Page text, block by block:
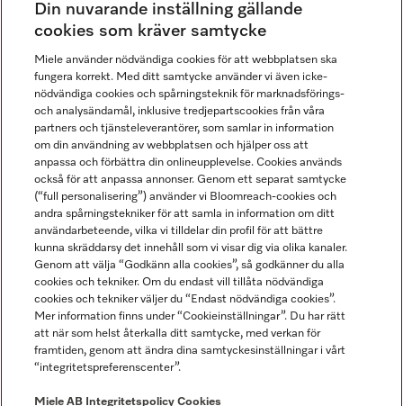
Gå med i vår gemenskap
Miele AB
Allmänna villkor
Användarvillkor
Miele tillgänglighetsförklaring
Lagen om digitala tjänster
Miele på LinkedIn
Miele på Facebook
Miele på Instagram
Miele på Youtube
Din nuvarande inställning gällande
cookies som kräver samtycke
Miele använder nödvändiga cookies för att webbplatsen ska
fungera korrekt. Med ditt samtycke använder vi även icke-
nödvändiga cookies och spårningsteknik för marknadsförings-
och analysändamål, inklusive tredjepartscookies från våra
partners och tjänsteleverantörer, som samlar in information
om din användning av webbplatsen och hjälper oss att
anpassa och förbättra din onlineupplevelse. Cookies används
också för att anpassa annonser. Genom ett separat samtycke
(“full personalisering”) använder vi Bloomreach-cookies och
andra spårningstekniker för att samla in information om ditt
användarbeteende, vilka vi tilldelar din profil för att bättre
kunna skräddarsy det innehåll som vi visar dig via olika kanaler.
Genom att välja “Godkänn alla cookies”, så godkänner du alla
cookies och tekniker. Om du endast vill tillåta nödvändiga
cookies och tekniker väljer du “Endast nödvändiga cookies”.
Mer information finns under “Cookieinställningar”. Du har rätt
att när som helst återkalla ditt samtycke, med verkan för
framtiden, genom att ändra dina samtyckesinställningar i vårt
“integritetspreferenscenter”.
Miele AB Integritetspolicy Cookies